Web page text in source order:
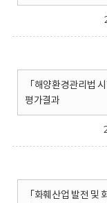
「해양환경관리법
평가결과
「화훼산업 발전 및